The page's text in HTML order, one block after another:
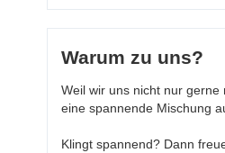
Warum zu uns?
Weil wir uns nicht nur
eine spannende Mischung
Klingt spannend? Dann